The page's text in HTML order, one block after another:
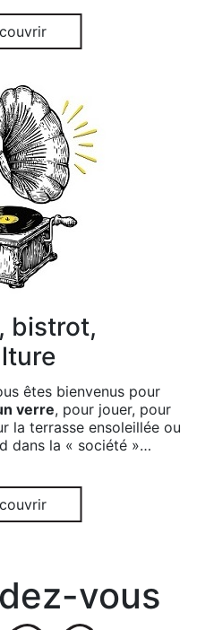
bistrot,
êtes bienvenus pour
verre, pour jouer, pour
la terrasse ensoleillée ou
dans la « société »…
vous